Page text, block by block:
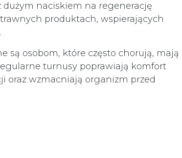
dużym naciskiem na regenerację
produktach, wspierających
są osobom, które często chorują, mają
turnusy poprawiają komfort
oraz wzmacniają organizm przed